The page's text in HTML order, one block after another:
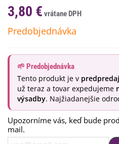
3,80 €
Predobjednávka
🌱 Predobjednávka
Tento produkt je v
už teraz a tovar expedujeme
výsadby. Najžiadanejšie
Upozorníme vás, keď bude
mail.